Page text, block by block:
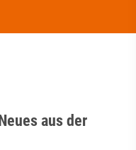
aus der